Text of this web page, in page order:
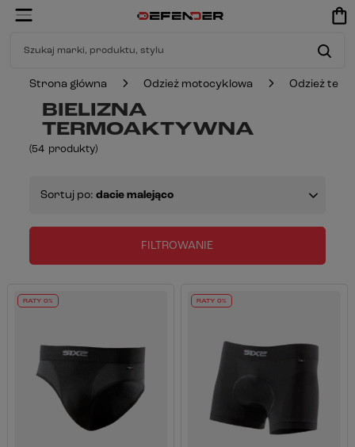
Strona główna Odzież motocyklowa Odzież
BIELIZNA
TERMOAKTYWNA
(54 produkty)
Sortuj po: dacie malejąco
FILTROWANIE
RATY 0% RATY 0%